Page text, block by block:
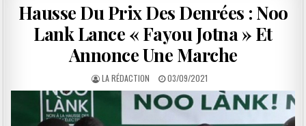
Hausse Du Prix Des Denrées : Noo
Lank Lance « Fayou Jotna » Et
Annonce Une Marche
LA RÉDACTION 03/09/2021